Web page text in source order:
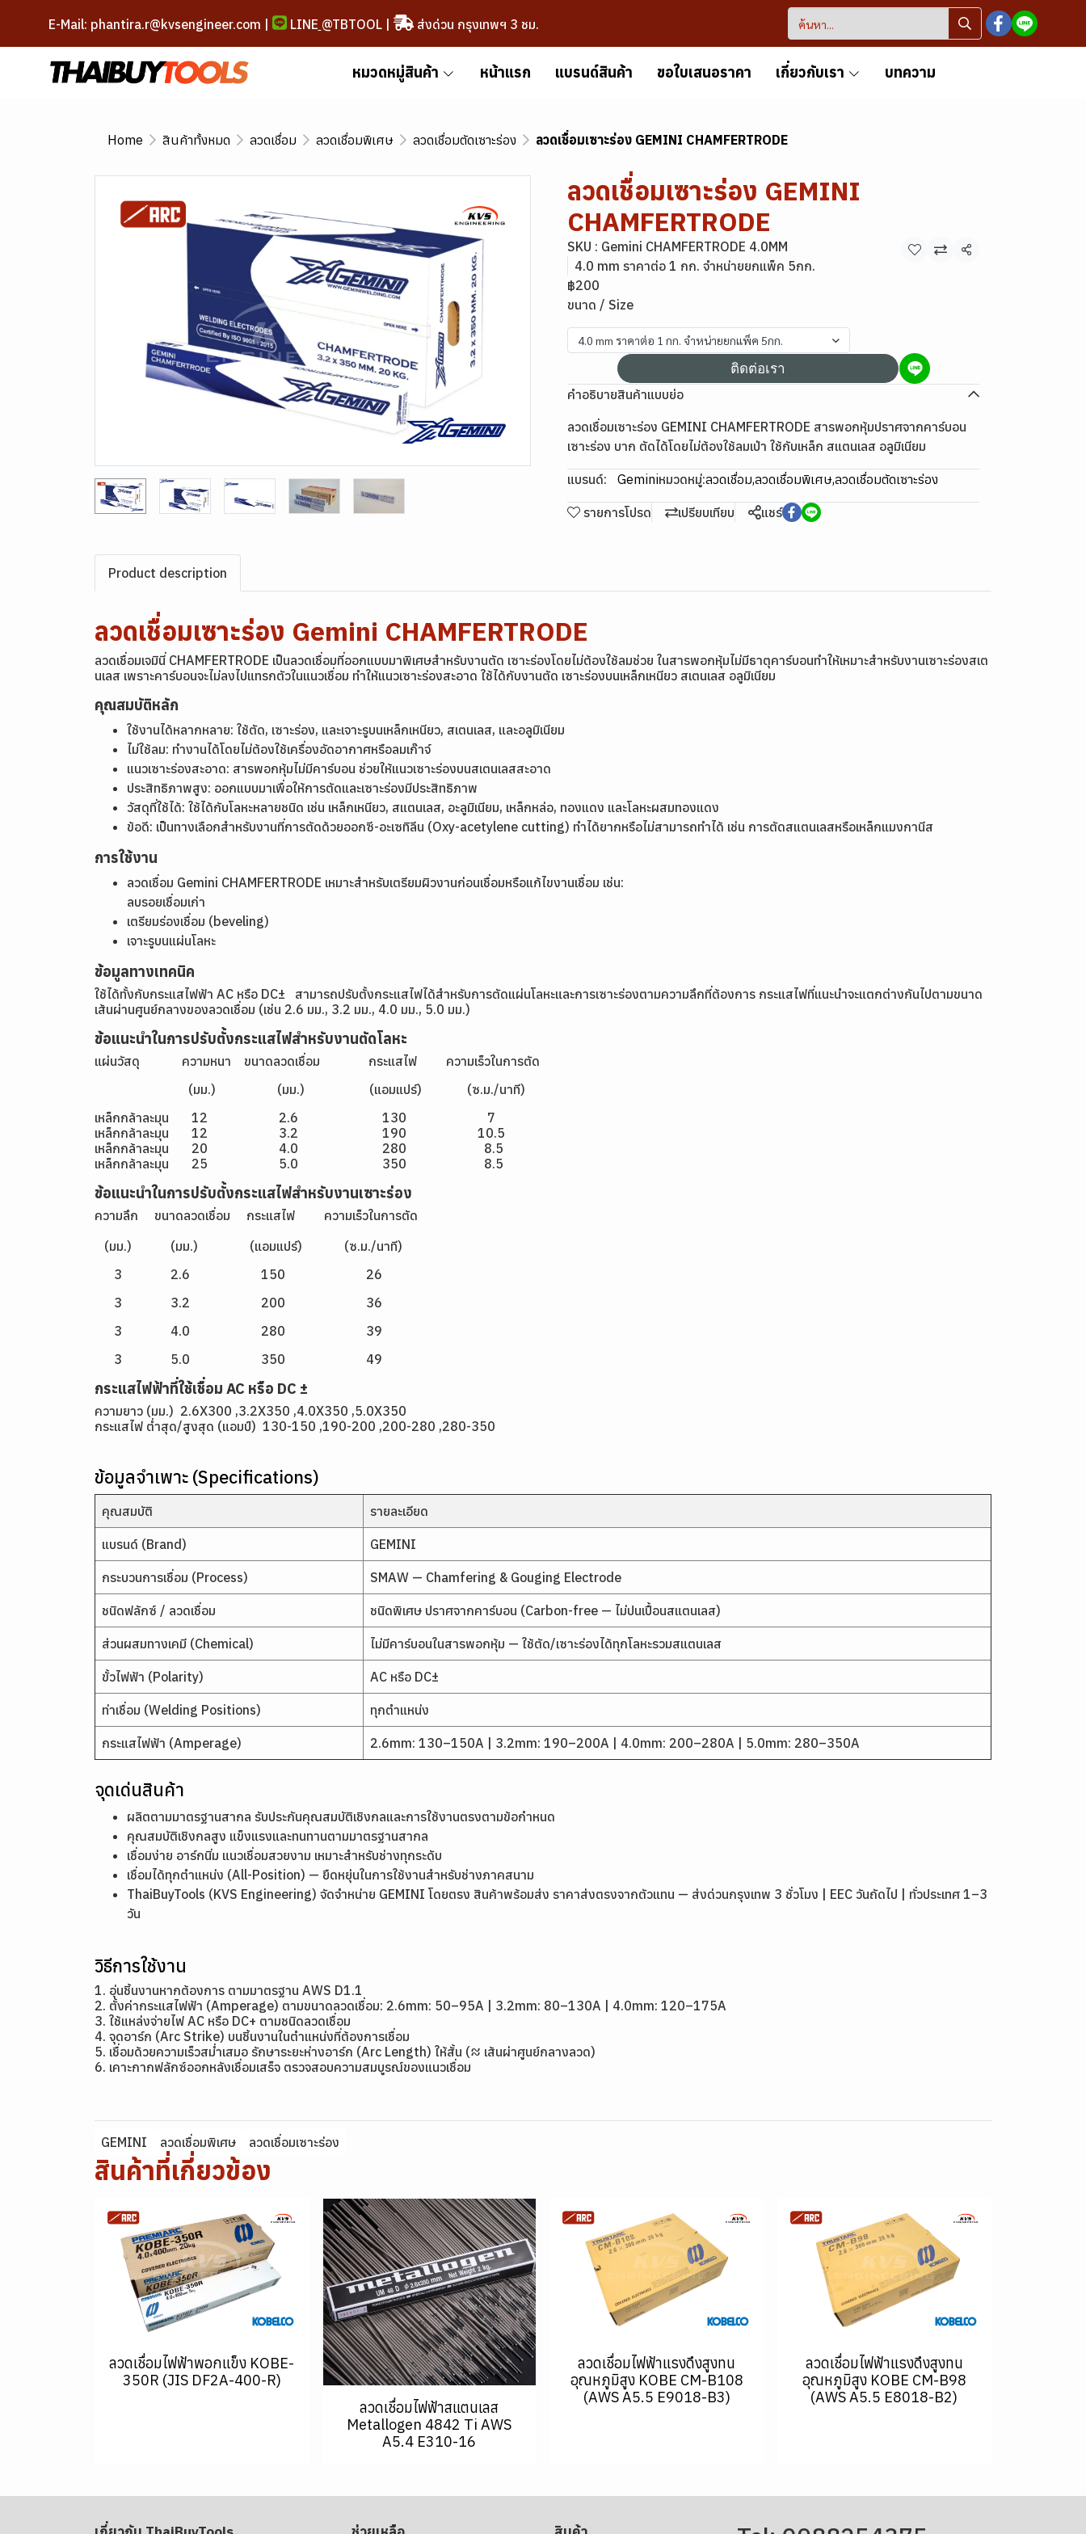
E-Mail: phantira.r@kvsengineer.com | LINE @TBTOOL| ส่งด่วน กรุงเทพฯ 3 ชม.
หมวดหมู่สินค้า หน้าแรก แบรนด์สินค้า ขอใบเสนอราคา เกี่ยวกับเรา บทความ
Home สินค้าทั้งหมด ลวดเชื่อม ลวดเชื่อมพิเศษ ลวดเชื่อมตัดเซาะร่อง ลวดเชื่อมเซาะร่อง GEMINI CHAMFERTRODE
ลวดเชื่อมเซาะร่อง GEMINI
CHAMFERTRODE
SKU : Gemini CHAMFERTRODE 4.0MM
4.0 mm ราคาต่อ 1 กก. จำหน่ายยกแพ็ค 5กก.
แชร์
฿200
ขนาด / Size
4.0 mm ราคาต่อ 1 กก. จำหน่ายยกแพ็ค 5กก.
ติดต่อเรา
คำอธิบายสินค้าแบบย่อ
ลวดเชื่อมเซาะร่อง GEMINI CHAMFERTRODE สารพอกหุ้มปราศจากคาร์บอน
เซาะร่อง บาก ตัดได้โดยไม่ต้องใช้ลมเป่า ใช้กับเหล็ก สแตนเลส อลูมิเนียม
แบรนด์: Geminiหมวดหมู่:ลวดเชื่อม,ลวดเชื่อมพิเศษ,ลวดเชื่อมตัดเซาะร่อง
รายการโปรด เปรียบเทียบ แชร์
Product description
ลวดเชื่อมเซาะร่อง Gemini CHAMFERTRODE
ลวดเชื่อมเจมินี่ CHAMFERTRODE เป็นลวดเชื่อมที่ออกแบบมาพิเศษสำหรับงานตัด เซาะร่องโดยไม่ต้องใช้ลมช่วย ในสารพอกหุ้มไม่มีธาตุคาร์บอนทำให้เหมาะสำหรับงานเซาะร่องสเต
นเลส เพราะคาร์บอนจะไม่ลงไปแทรกตัวในแนวเชื่อม ทำให้แนวเซาะร่องสะอาด ใช้ได้กับงานตัด เซาะร่องบนเหล็กเหนียว สเตนเลส อลูมิเนียม
คุณสมบัติหลัก
ใช้งานได้หลากหลาย: ใช้ตัด, เซาะร่อง, และเจาะรูบนเหล็กเหนียว, สเตนเลส, และอลูมิเนียม
ไม่ใช้ลม: ทำงานได้โดยไม่ต้องใช้เครื่องอัดอากาศหรือลมเก๊าจ์
แนวเซาะร่องสะอาด: สารพอกหุ้มไม่มีคาร์บอน ช่วยให้แนวเซาะร่องบนสเตนเลสสะอาด
ประสิทธิภาพสูง: ออกแบบมาเพื่อให้การตัดและเซาะร่องมีประสิทธิภาพ
วัสดุที่ใช้ได้: ใช้ได้กับโลหะหลายชนิด เช่น เหล็กเหนียว, สแตนเลส, อะลูมิเนียม, เหล็กหล่อ, ทองแดง และโลหะผสมทองแดง
ข้อดี: เป็นทางเลือกสำหรับงานที่การตัดด้วยออกซี-อะเซทิลีน (Oxy-acetylene cutting) ทำได้ยากหรือไม่สามารถทำได้ เช่น การตัดสแตนเลสหรือเหล็กแมงกานีส
การใช้งาน
ลวดเชื่อม Gemini CHAMFERTRODE เหมาะสำหรับเตรียมผิวงานก่อนเชื่อมหรือแก้ไขงานเชื่อม เช่น:
ลบรอยเชื่อมเก่า
เตรียมร่องเชื่อม (beveling)
เจาะรูบนแผ่นโลหะ
ข้อมูลทางเทคนิค
ใช้ได้ทั้งกับกระแสไฟฟ้า AC หรือ DC± สามารถปรับตั้งกระแสไฟได้สำหรับการตัดแผ่นโลหะและการเซาะร่องตามความลึกที่ต้องการ กระแสไฟที่แนะนำจะแตกต่างกันไปตามขนาด
เส้นผ่านศูนย์กลางของลวดเชื่อม (เช่น 2.6 มม., 3.2 มม., 4.0 มม., 5.0 มม.)
ข้อแนะนำในการปรับตั้งกระแสไฟสำหรับงานตัดโลหะ
แผ่นวัสดุ ความหนา ขนาดลวดเชื่อม กระแสไฟ ความเร็วในการตัด
(มม.) (มม.) (แอมแปร์) (ซ.ม./นาที)
เหล็กกล้าละมุน 12 2.6 130 7
เหล็กกล้าละมุน 12 3.2 190 10.5
เหล็กกล้าละมุน 20 4.0 280 8.5
เหล็กกล้าละมุน 25 5.0 350 8.5
ข้อแนะนำในการปรับตั้งกระแสไฟสำหรับงานเซาะร่อง
ความลึก ขนาดลวดเชื่อม กระแสไฟ ความเร็วในการตัด
(มม.) (มม.) (แอมแปร์) (ซ.ม./นาที)
3 2.6 150 26
3 3.2 200 36
3 4.0 280 39
3 5.0 350 49
กระแสไฟฟ้าที่ใช้เชื่อม AC หรือ DC ±
ความยาว (มม.) 2.6X300 ,3.2X350 ,4.0X350 ,5.0X350
กระแสไฟ ต่ำสุด/สูงสุด (แอมป์) 130-150 ,190-200 ,200-280 ,280-350
ข้อมูลจำเพาะ (Specifications)
คุณสมบัติ รายละเอียด
แบรนด์ (Brand) GEMINI
กระบวนการเชื่อม (Process) SMAW — Chamfering & Gouging Electrode
ชนิดฟลักซ์ / ลวดเชื่อม ชนิดพิเศษ ปราศจากคาร์บอน (Carbon-free — ไม่ปนเปื้อนสแตนเลส)
ส่วนผสมทางเคมี (Chemical) ไม่มีคาร์บอนในสารพอกหุ้ม — ใช้ตัด/เซาะร่องได้ทุกโลหะรวมสแตนเลส
ขั้วไฟฟ้า (Polarity) AC หรือ DC±
ท่าเชื่อม (Welding Positions) ทุกตำแหน่ง
กระแสไฟฟ้า (Amperage) 2.6mm: 130–150A | 3.2mm: 190–200A | 4.0mm: 200–280A | 5.0mm: 280–350A
จุดเด่นสินค้า
ผลิตตามมาตรฐานสากล รับประกันคุณสมบัติเชิงกลและการใช้งานตรงตามข้อกำหนด
คุณสมบัติเชิงกลสูง แข็งแรงและทนทานตามมาตรฐานสากล
เชื่อมง่าย อาร์กนิ่ม แนวเชื่อมสวยงาม เหมาะสำหรับช่างทุกระดับ
เชื่อมได้ทุกตำแหน่ง (All-Position) — ยืดหยุ่นในการใช้งานสำหรับช่างภาคสนาม
ThaiBuyTools (KVS Engineering) จัดจำหน่าย GEMINI โดยตรง สินค้าพร้อมส่ง ราคาส่งตรงจากตัวแทน — ส่งด่วนกรุงเทพ 3 ชั่วโมง | EEC วันถัดไป | ทั่วประเทศ 1–3
วัน
วิธีการใช้งาน
1. อุ่นชิ้นงานหากต้องการ ตามมาตรฐาน AWS D1.1
2. ตั้งค่ากระแสไฟฟ้า (Amperage) ตามขนาดลวดเชื่อม: 2.6mm: 50–95A | 3.2mm: 80–130A | 4.0mm: 120–175A
3. ใช้แหล่งจ่ายไฟ AC หรือ DC+ ตามชนิดลวดเชื่อม
4. จุดอาร์ก (Arc Strike) บนชิ้นงานในตำแหน่งที่ต้องการเชื่อม
5. เชื่อมด้วยความเร็วสม่ำเสมอ รักษาระยะห่างอาร์ก (Arc Length) ให้สั้น (≈ เส้นผ่าศูนย์กลางลวด)
6. เคาะกากฟลักซ์ออกหลังเชื่อมเสร็จ ตรวจสอบความสมบูรณ์ของแนวเชื่อม
GEMINI ลวดเชื่อมพิเศษ ลวดเชื่อมเซาะร่อง
สินค้าที่เกี่ยวข้อง
ลวดเชื่อมไฟฟ้าพอกแข็ง KOBE-
350R (JIS DF2A-400-R)
ลวดเชื่อมไฟฟ้าสแตนเลส
Metallogen 4842 Ti AWS
A5.4 E310-16
ลวดเชื่อมไฟฟ้าแรงดึงสูงทน
อุณหภูมิสูง KOBE CM-B108
(AWS A5.5 E9018-B3)
ลวดเชื่อมไฟฟ้าแรงดึงสูงทน
อุณหภูมิสูง KOBE CM-B98
(AWS A5.5 E8018-B2)